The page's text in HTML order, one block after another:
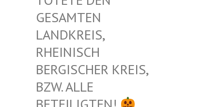
ESAMTEN L
ANDKREIS, R
HEINISCH B
ERGISCHER KREIS, B
ZW. ALLE B